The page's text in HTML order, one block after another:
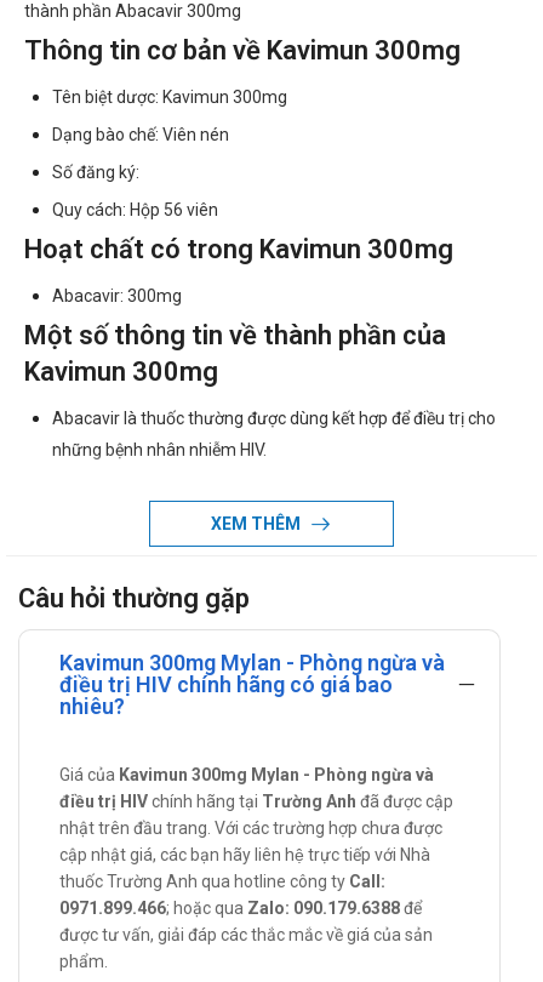
thành phần Abacavir 300mg
Thông tin cơ bản về Kavimun 300mg
Tên biệt dược: Kavimun 300mg
Dạng bào chế: Viên nén
Số đăng ký:
Quy cách: Hộp 56 viên
Hoạt chất có trong Kavimun 300mg
Abacavir: 300mg
Một số thông tin về thành phần của
Kavimun 300mg
Abacavir là thuốc thường được dùng kết hợp để điều trị cho
những bệnh nhân nhiễm HIV.
Phòng ngừa và điều trị nhiễm vi-rút suy giảm miễn dịch ở
Cách dùng - liều dùng của Kavimun
Hướng dẫn sử dụng:
Sử dụng bằng đường uống
Liều dùng:
Người lớn, thanh thiếu niên và trẻ em (nặng ít nhất 25
kg):
Liều khuyến cáo của Abacavir là 600 mg mỗi ngày.
Thuốc này có thể được dùng dưới dạng 300 mg
XEM THÊM
Câu hỏi thường gặp
Kavimun 300mg Mylan - Phòng ngừa và
điều trị HIV chính hãng có giá bao
nhiêu?
Giá của Kavimun 300mg Mylan - Phòng ngừa và
điều trị HIVchính hãng tại Trường Anh đã được cập
nhật trên đầu trang. Với các trường hợp chưa được
cập nhật giá, các bạn hãy liên hệ trực tiếp với Nhà
thuốc Trường Anh qua hotline công ty Call:
0971.899.466; hoặc qua Zalo: 090.179.6388để
được tư vấn, giải đáp các thắc mắc về giá của sản
phẩm.